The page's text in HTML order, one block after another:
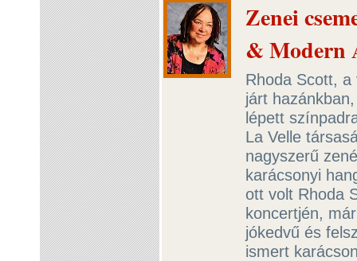
Zenei
& Modern
Rhoda Scott,
járt
lépett
La Velle
nagyszerű
karácsonyi
ott volt Rhoda
koncertjén,
jókedvű és
ismert